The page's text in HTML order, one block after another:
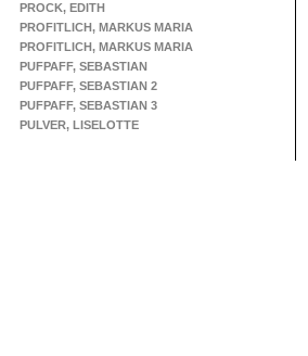
PROCK, EDITH
PROFITLICH, MARKUS MARIA
PROFITLICH, MARKUS MARIA
PUFPAFF, SEBASTIAN
PUFPAFF, SEBASTIAN 2
PUFPAFF, SEBASTIAN 3
PULVER, LISELOTTE